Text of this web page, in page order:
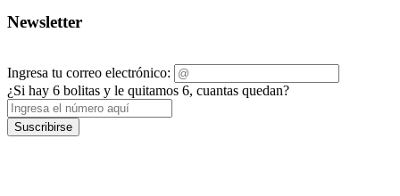
Newsletter
Ingresa tu correo electrónico:
¿Si hay 6 bolitas y le quitamos 6, cuantas quedan?
Suscribirse